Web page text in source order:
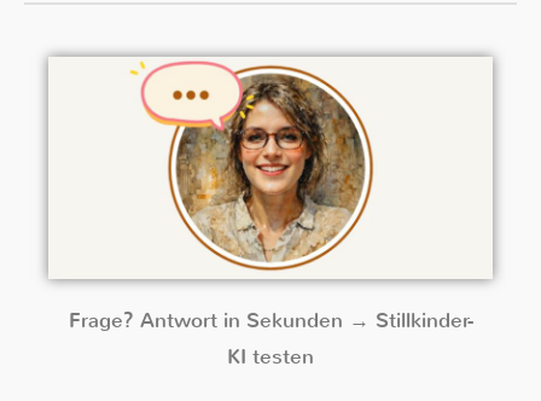
Frage? Antwort in Sekunden → Stillkinder-
KI testen